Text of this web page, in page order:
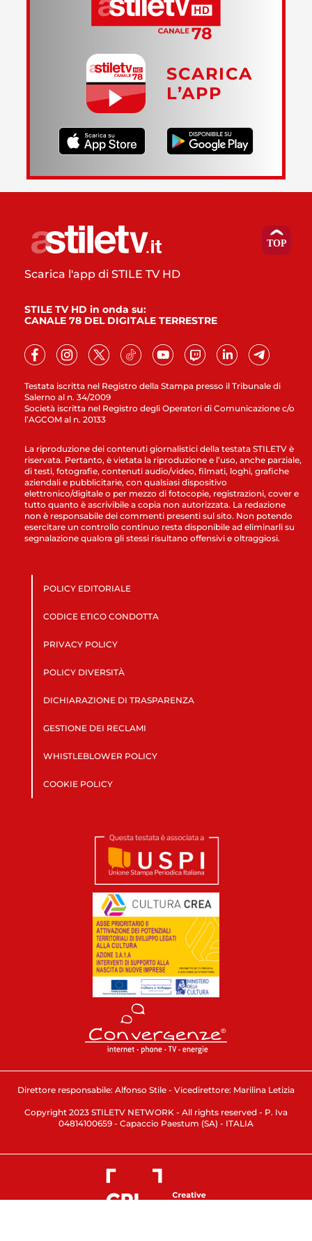
SCARICA
L’APP
Testata iscritta nel Registro della Stampa presso il Tribunale di
Salerno al n. 34/2009
Società iscritta nel Registro degli Operatori di Comunicazione c/o
l’AGCOM al n. 20133
Scarica l'app di STILE TV HD
STILE TV HD in onda su:
CANALE 78 DEL DIGITALE TERRESTRE
La riproduzione dei contenuti giornalistici della testata STILETV è
riservata. Pertanto, è vietata la riproduzione e l’uso, anche parziale,
di testi, fotografie, contenuti audio/video, filmati, loghi, grafiche
aziendali e pubblicitarie, con qualsiasi dispositivo
elettronico/digitale o per mezzo di fotocopie, registrazioni, cover e
tutto quanto è ascrivibile a copia non autorizzata. La redazione
non è responsabile dei commenti presenti sul sito. Non potendo
esercitare un controllo continuo resta disponibile ad eliminarli su
segnalazione qualora gli stessi risultano offensivi e oltraggiosi.
POLICY EDITORIALE
CODICE ETICO CONDOTTA
PRIVACY POLICY
POLICY DIVERSITÀ
DICHIARAZIONE DI TRASPARENZA
GESTIONE DEI RECLAMI
WHISTLEBLOWER POLICY
COOKIE POLICY
Direttore responsabile: Alfonso Stile - Vicedirettore: Marilina Letizia
Copyright 2023 STILETV NETWORK - All rights reserved - P. Iva
04814100659 - Capaccio Paestum (SA) - ITALIA